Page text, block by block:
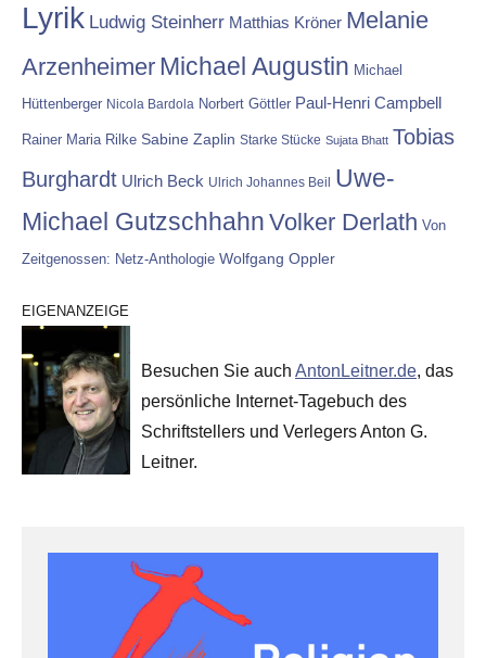
Lyrik Ludwig Steinherr Matthias Kröner Melanie
Arzenheimer Michael Augustin Michael
Hüttenberger Nicola Bardola Norbert Göttler Paul-Henri Campbell
Rainer Maria Rilke Sabine Zaplin Starke Stücke Sujata Bhatt Tobias
Burghardt Ulrich Beck Ulrich Johannes Beil
Uwe-
Michael Gutzschhahn Volker Derlath Von
Zeitgenossen: Netz-Anthologie Wolfgang Oppler
EIGENANZEIGE
Besuchen Sie auch AntonLeitner.de, das
persönliche Internet-Tagebuch des
Schriftstellers und Verlegers Anton G.
Leitner.